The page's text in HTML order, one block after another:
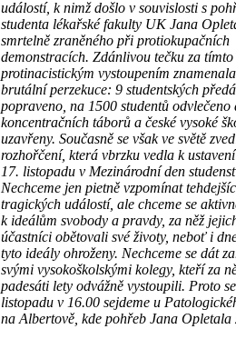
událostí, k nimž došlo v souvislosti s
studenta lékařské fakulty UK Jana
smrtelně zraněného při protiokupačních
demonstracích. Zdánlivou tečku za tímto
protinacistickým vystoupením
brutální perzekuce: 9 studentských
popraveno, na 1500 studentů odvlečeno
koncentračních táborů a české vysoké
uzavřeny. Současně se však ve světě
rozhořčení, která vbrzku vedla k
17. listopadu v Mezinárodní den
Nechceme jen pietně vzpomínat
tragických událostí, ale chceme se
k ideálům svobody a pravdy, za něž
účastníci obětovali své životy, neboť i
tyto ideály ohroženy. Nechceme se dát
svými vysokoškolskými kolegy, kteří za
padesáti lety odvážně vystoupili. Proto
listopadu v 16.00 sejdeme u
na Albertově, kde pohřeb Jana Opletala